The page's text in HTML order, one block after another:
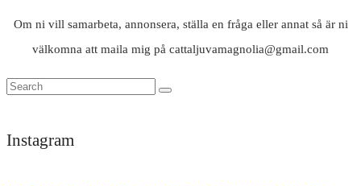
Om ni vill samarbeta, annonsera, ställa en fråga eller annat så är ni
välkomna att maila mig på cattaljuvamagnolia@gmail.com
Instagram